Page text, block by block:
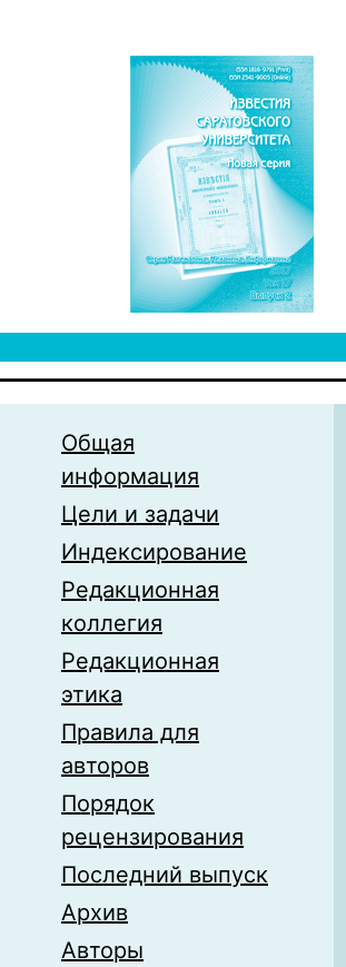
Общая
информация
Цели и задачи
Индексирование
Редакционная
коллегия
Редакционная
этика
Правила для
авторов
Порядок
рецензирования
Последний выпуск
Архив
Авторы